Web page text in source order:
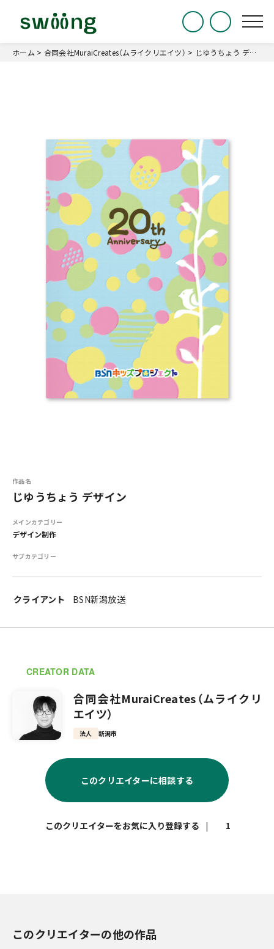
ホーム > 合同会社MuraiCreates（ムライクリエイツ） > じゆうちょう デザイン
作品名
じゆうちょう デザイン
メインカテゴリー
デザイン制作
サブカテゴリー
クライアント BSN新潟放送
CREATOR DATA
合同会社MuraiCreates（ムライクリ
エイツ）
法人 新潟市
このクリエイターに相談する
| 1
このクリエイターの他の作品